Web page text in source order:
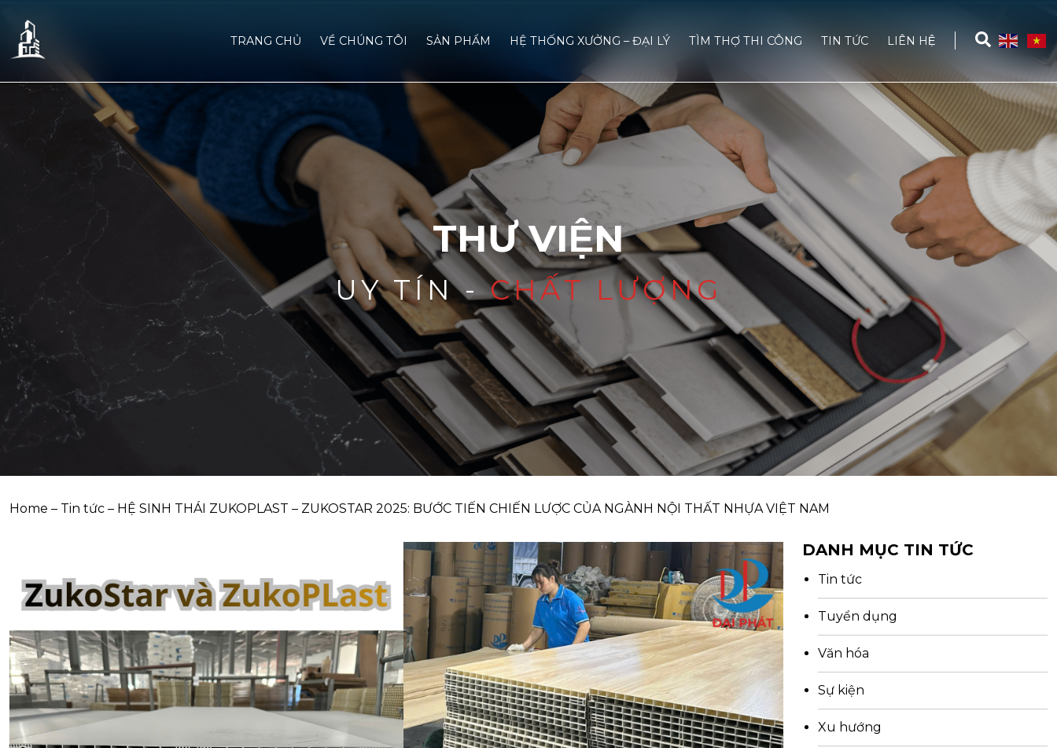
TRANG CHỦ VỀ CHÚNG TÔI SẢN PHẨM HỆ THỐNG XƯỞNG – ĐẠI LÝ TÌM THỢ THI CÔNG TIN TỨC LIÊN HỆ
THƯ VIỆN
UY TÍN -CHẤT LƯỢNG
Home – Tin tức – HỆ SINH THÁI ZUKOPLAST – ZUKOSTAR 2025: BƯỚC TIẾN CHIẾN LƯỢC CỦA NGÀNH NỘI THẤT NHỰA VIỆT NAM
DANH MỤC TIN TỨC
Tin tức
Tuyển dụng
Văn hóa
Sự kiện
Xu hướng